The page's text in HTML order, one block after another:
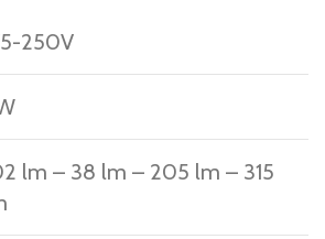
250V
lm – 38 lm – 205 lm – 315